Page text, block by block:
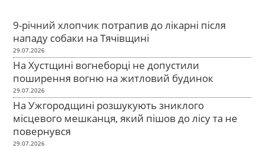
9-річний хлопчик потрапив до лікарні після
нападу собаки на Тячівщині
29.07.2026
На Хустщині вогнеборці не допустили
поширення вогню на житловий будинок
29.07.2026
На Ужгородщині розшукують зниклого
місцевого мешканця, який пішов до лісу та не
повернувся
29.07.2026